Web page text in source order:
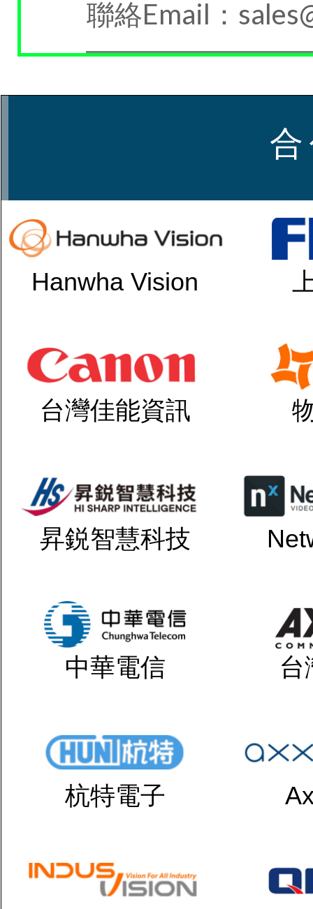
聯絡Email：
合
Hanwha Vision
台灣佳能資訊
昇鋭智慧科技
中華電信 台
杭特電子